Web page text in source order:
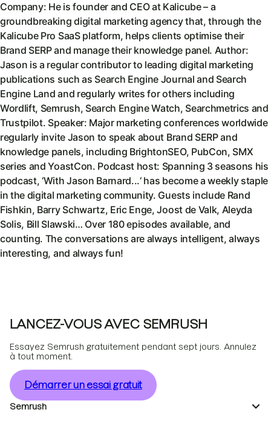
Company: He is founder and CEO at Kalicube – a
groundbreaking digital marketing agency that, through the
Kalicube Pro SaaS platform, helps clients optimise their
Brand SERP and manage their knowledge panel. Author:
Jason is a regular contributor to leading digital marketing
publications such as Search Engine Journal and Search
Engine Land and regularly writes for others including
Wordlift, Semrush, Search Engine Watch, Searchmetrics and
Trustpilot. Speaker: Major marketing conferences worldwide
regularly invite Jason to speak about Brand SERP and
knowledge panels, including BrightonSEO, PubCon, SMX
series and YoastCon. Podcast host: Spanning 3 seasons his
podcast, ‘With Jason Barnard...‘ has become a weekly staple
in the digital marketing community. Guests include Rand
Fishkin, Barry Schwartz, Eric Enge, Joost de Valk, Aleyda
Solis, Bill Slawski… Over 180 episodes available, and
counting. The conversations are always intelligent, always
interesting, and always fun!
LANCEZ-VOUS AVEC SEMRUSH
Essayez Semrush gratuitement pendant sept jours. Annulez
à tout moment.
Démarrer un essai gratuit
Semrush